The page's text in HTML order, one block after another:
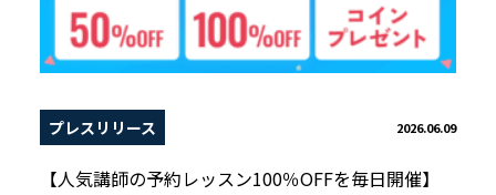
プレスリリース 2026.06.09
【人気講師の予約レッスン100％OFFを毎日開催】